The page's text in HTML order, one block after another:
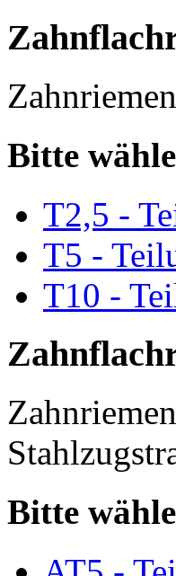
Bitte
T2,5 -
T5 -
T10 -
Bitte